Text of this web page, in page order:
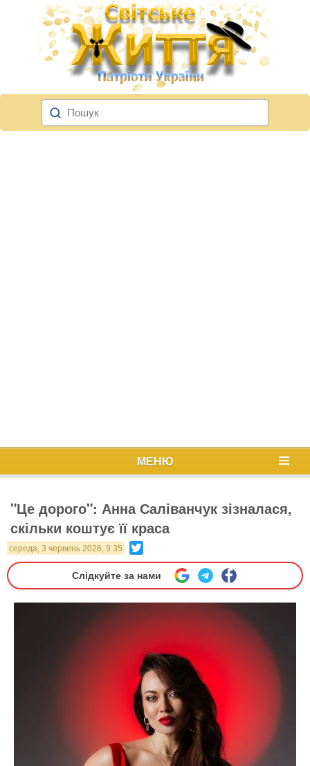
МЕНЮ
"Це дорого": Анна Саліванчук зізналася,
скільки коштує її краса
середа, 3 червень 2026, 9:35
Слідкуйте за нами